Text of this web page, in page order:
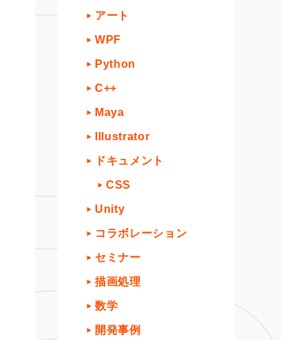
アート
WPF
Python
C++
Maya
Illustrator
ドキュメント
CSS
Unity
コラボレーション
セミナー
描画処理
数学
開発事例